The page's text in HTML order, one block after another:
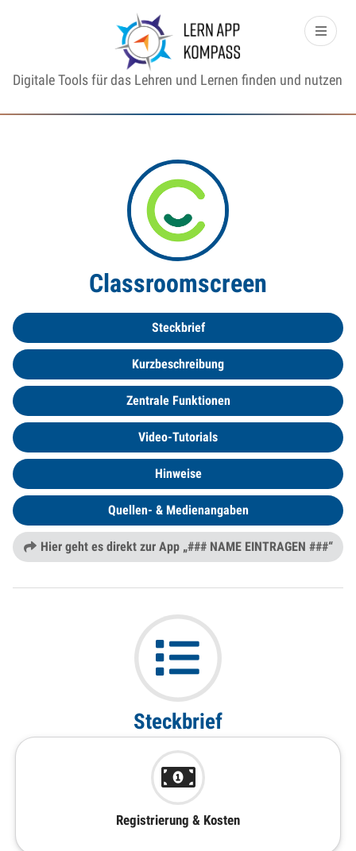
Digitale Tools für das Lehren und Lernen finden und nutzen
Classroomscreen
Steckbrief
Kurzbeschreibung
Zentrale Funktionen
Video-Tutorials
Hinweise
Quellen- & Medienangaben
Hier geht es direkt zur App „### NAME EINTRAGEN ###“
Steckbrief
Registrierung & Kosten